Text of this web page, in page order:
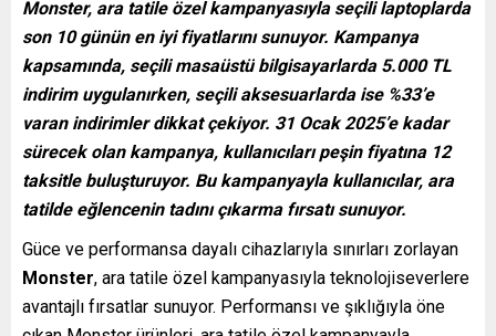
Monster, ara tatile özel kampanyasıyla seçili laptoplarda
son 10 günün en iyi fiyatlarını sunuyor. Kampanya
kapsamında, seçili masaüstü bilgisayarlarda 5.000 TL
indirim uygulanırken, seçili aksesuarlarda ise %33’e
varan indirimler dikkat çekiyor. 31 Ocak 2025’e kadar
sürecek olan kampanya, kullanıcıları peşin fiyatına 12
taksitle buluşturuyor. Bu kampanyayla kullanıcılar, ara
tatilde eğlencenin tadını çıkarma fırsatı sunuyor.
Güce ve performansa dayalı cihazlarıyla sınırları zorlayan
Monster, ara tatile özel kampanyasıyla teknolojiseverlere
avantajlı fırsatlar sunuyor. Performansı ve şıklığıyla öne